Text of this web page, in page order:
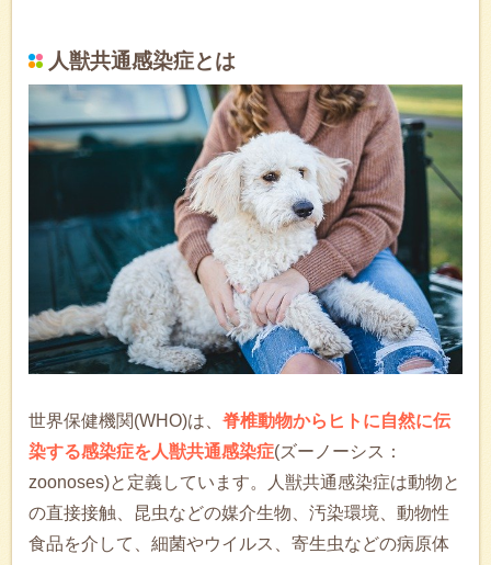
人獣共通感染症とは
世界保健機関(WHO)は、 脊椎動物からヒトに自然に伝
染する感染症を人獣共通感染症(ズーノーシス：
zoonoses)と定義しています。人獣共通感染症は動物と
の直接接触、昆虫などの媒介生物、汚染環境、動物性
食品を介して、細菌やウイルス、寄生虫などの病原体